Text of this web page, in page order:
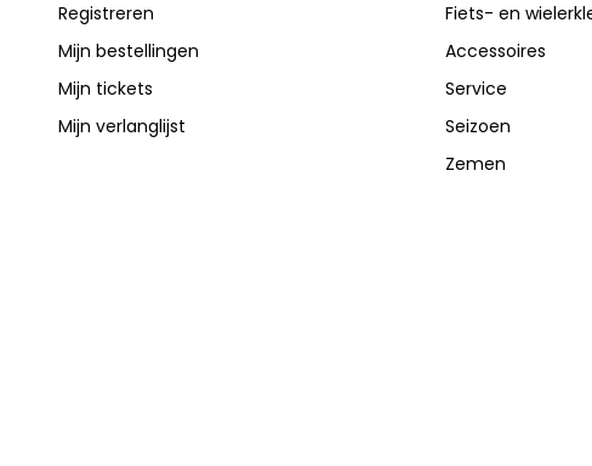
Registreren
Mijn bestellingen
Mijn tickets
Mijn verlanglijst
Fiets- en
Accessoires
Service
Seizoen
Zemen